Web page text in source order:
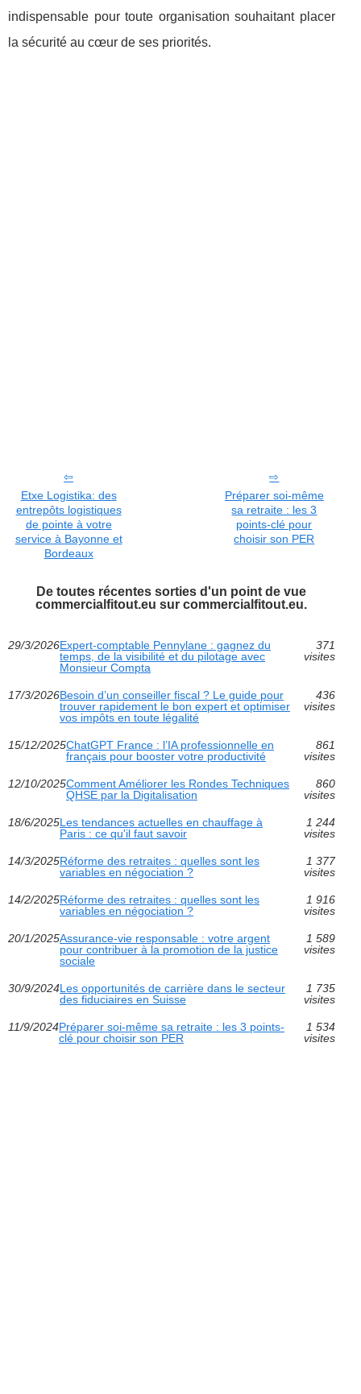
indispensable pour toute organisation souhaitant placer
la sécurité au cœur de ses priorités.
Etxe Logistika: des
entrepôts logistiques
de pointe à votre
service à Bayonne et
Bordeaux
Préparer soi-même
sa retraite : les 3
points-clé pour
choisir son PER
De toutes récentes sorties d'un point de vue
commercialfitout.eu sur commercialfitout.eu.
29/3/2026Expert-comptable Pennylane : gagnez du
temps, de la visibilité et du pilotage avec
Monsieur Compta
371
visites
17/3/2026Besoin d’un conseiller fiscal ? Le guide pour
trouver rapidement le bon expert et optimiser
vos impôts en toute légalité
436
visites
15/12/2025ChatGPT France : l’IA professionnelle en
français pour booster votre productivité
861
visites
12/10/2025Comment Améliorer les Rondes Techniques
QHSE par la Digitalisation
860
visites
18/6/2025Les tendances actuelles en chauffage à
Paris : ce qu'il faut savoir
1 244
visites
14/3/2025Réforme des retraites : quelles sont les
variables en négociation ?
1 377
visites
14/2/2025Réforme des retraites : quelles sont les
variables en négociation ?
1 916
visites
20/1/2025Assurance-vie responsable : votre argent
pour contribuer à la promotion de la justice
sociale
1 589
visites
30/9/2024Les opportunités de carrière dans le secteur
des fiduciaires en Suisse
1 735
visites
11/9/2024Préparer soi-même sa retraite : les 3 points-
clé pour choisir son PER
1 534
visites